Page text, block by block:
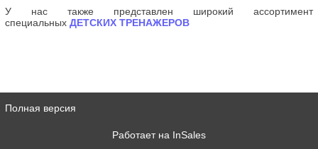
У нас также представлен широкий ассортимент
специальных ДЕТСКИХ ТРЕНАЖЕРОВ
Полная версия
Работает на InSales